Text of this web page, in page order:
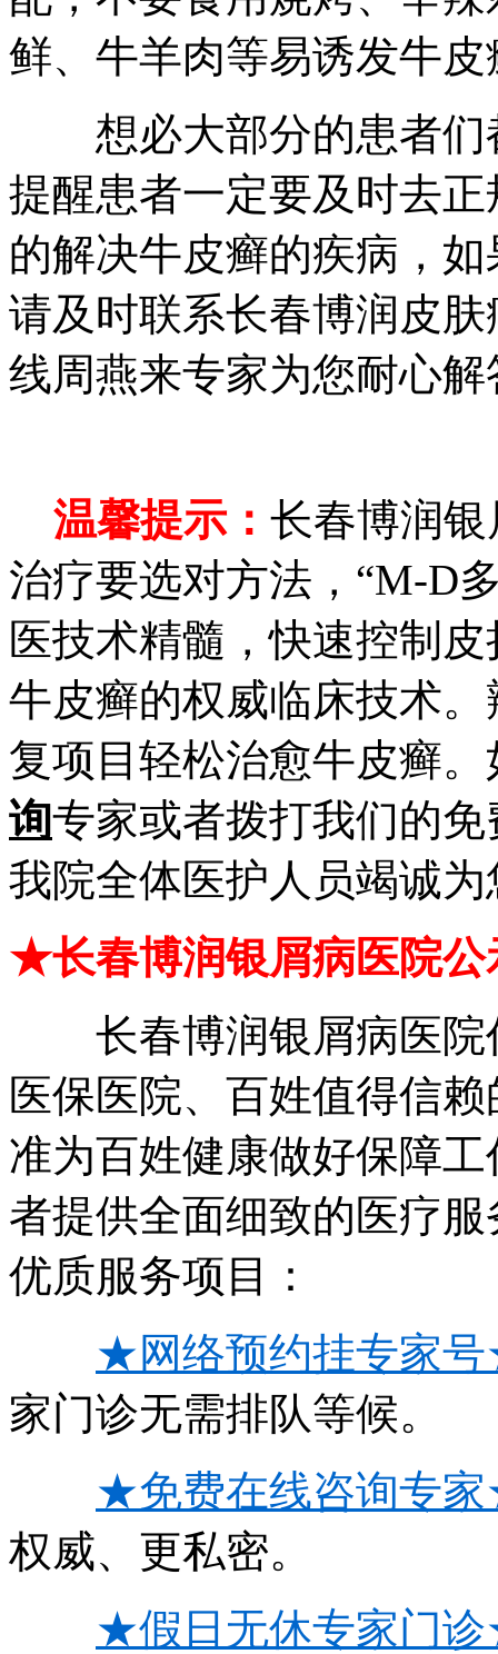
鲜、牛羊肉等易诱发牛
想必大部分的患者们
提醒患者一定要及时去
的解决牛皮癣的疾病，
请及时联系长春博润皮
线周燕来专家为您耐心解
温馨提示： 长春博润
治疗要选对方法，“M-D
医技术精髓，快速控制
牛皮癣的权威临床技术
复项目轻松治愈牛皮癣
询专家或者拨打我们的
我院全体医护人员竭诚
★长春博润银屑病医院
长春博润银屑病医院
医保医院、百姓值得信
准为百姓健康做好保障
者提供全面细致的医疗
优质服务项目：
★网络预约挂专家
家门诊无需排队等候。
★免费在线咨询专
权威、更私密。
★假日无休专家门